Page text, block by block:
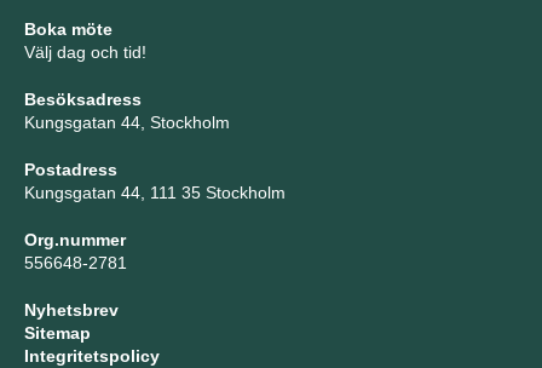
Boka möte
Välj dag och tid!
Besöksadress
Kungsgatan 44, Stockholm
Postadress
Kungsgatan 44, 111 35 Stockholm
Org.nummer
556648-2781
Nyhetsbrev
Sitemap
Integritetspolicy